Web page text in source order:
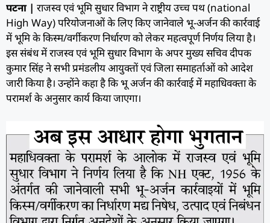
पटना | राजस्व एवं भूमि सुधार विभाग ने राष्ट्रीय उच्च पथ (national
High Way) परियोजनाओं के लिए किए जानेवाले भू-अर्जन की कार्रवाई
में भूमि के किस्म/वर्गीकरण निर्धारण को लेकर महत्वपूर्ण निर्णय लिया है।
इस संबंध में राजस्व एवं भूमि सुधार विभाग के अपर मुख्य सचिव दीपक
कुमार सिंह ने सभी प्रमंडलीय आयुक्तों एवं जिला समाहर्ताओं को आदेश
जारी किया है। उन्होंने कहा है कि भू अर्जन की कार्रवाई में महाधिवक्ता के
परामर्श के अनुसार कार्य किया जाएगा।